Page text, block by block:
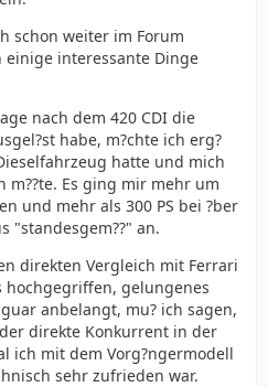
schon weiter im Forum
einige interessante Dinge
nach dem 420 CDI die
habe, m?chte ich erg?
hatte und mich
Es ging mir mehr um
und mehr als 300 PS bei ?ber
"standesgem??" an.
direkten Vergleich mit Ferrari
hochgegriffen, gelungenes
anbelangt, mu? ich sagen,
direkte Konkurrent in der
ich mit dem Vorg?ngermodell
sehr zufrieden war.